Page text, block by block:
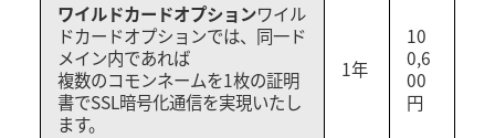
ワイルドカードオプションワイル
ドカードオプションでは、同一ド
メイン内であれば
複数のコモンネームを1枚の証明
書でSSL暗号化通信を実現いたし
ます。
1年
10
0,6
00
円